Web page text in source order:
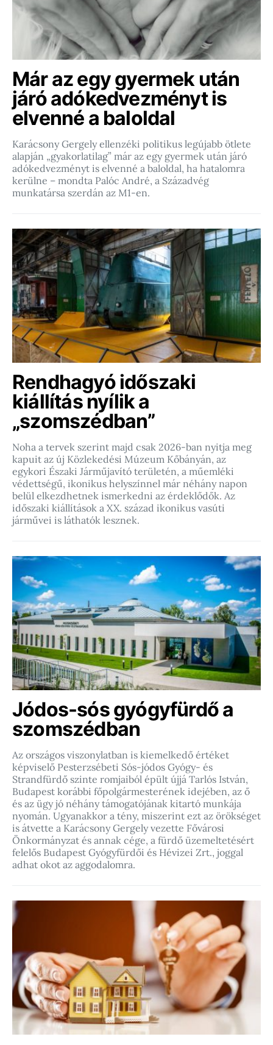
Már az egy gyermek után
járó adókedvezményt is
elvenné a baloldal
Karácsony Gergely ellenzéki politikus legújabb ötlete
alapján „gyakorlatilag” már az egy gyermek után járó
adókedvezményt is elvenné a baloldal, ha hatalomra
kerülne – mondta Palóc André, a Századvég
munkatársa szerdán az M1-en.
Rendhagyó időszaki
kiállítás nyílik a
„szomszédban”
Noha a tervek szerint majd csak 2026-ban nyitja meg
kapuit az új Közlekedési Múzeum Kőbányán, az
egykori Északi Járműjavító területén, a műemléki
védettségű, ikonikus helyszínnel már néhány napon
belül elkezdhetnek ismerkedni az érdeklődők. Az
időszaki kiállítások a XX. század ikonikus vasúti
járművei is láthatók lesznek.
Jódos-sós gyógyfürdő a
szomszédban
Az országos viszonylatban is kiemelkedő értéket
képviselő Pesterzsébeti Sós-jódos Gyógy- és
Strandfürdő szinte romjaiból épült újjá Tarlós István,
Budapest korábbi főpolgármesterének idejében, az ő
és az ügy jó néhány támogatójának kitartó munkája
nyomán. Ugyanakkor a tény, miszerint ezt az örökséget
is átvette a Karácsony Gergely vezette Fővárosi
Önkormányzat és annak cége, a fürdő üzemeltetésért
felelős Budapest Gyógyfürdői és Hévizei Zrt., joggal
adhat okot az aggodalomra.